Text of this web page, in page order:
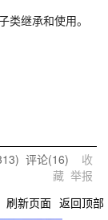
类继承和使用。
) 评论(16) 收
藏 举报
刷新页面 返回顶部